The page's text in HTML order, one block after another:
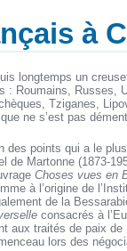
à
longtemps un
: Roumains, Russes,
Tziganes,
ne s’est pas
des points qui a le
de Martonne (1873-
Choses vues en
à l’origine de
de la
consacrés à
aux traités de paix de
lors des